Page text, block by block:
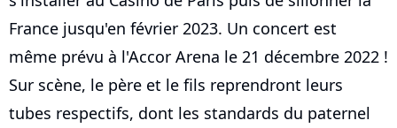
France jusqu'en février 2023. Un concert est
même prévu à l'Accor Arena le 21 décembre 2022 !
Sur scène, le père et le fils reprendront leurs
tubes respectifs, dont les standards du paternel